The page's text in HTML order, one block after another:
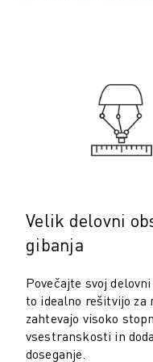
STROJNA OPREMA ROBOCUT
PROGRAMSKA OPREMA
PREVENTIVNO VZDRŽEVANJE
TRAJNOSTNI RAZVOJ
REGISTRACIJA IZDELKA »
ŠTUDIJE PRIMEROV
INDUSTRIJE
VSE PANOGE
LETALSKA INDUSTRIJA
AVTOMOBILSKA INDUSTRIJA
Velik delovni
gibanja
Povečajte svoj
to idealno rešitvijo za
zahtevajo visoko
vsestranskosti in
doseganje.